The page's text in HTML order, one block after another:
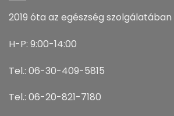
2019 óta az egészség szolgálatában
H-P: 9:00-14:00
Tel.: 06-30-409-5815
Tel.: 06-20-821-7180